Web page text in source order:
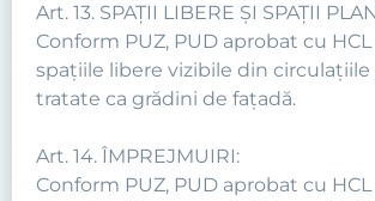
Art. 13. SPAŢII LIBERE ŞI SPAŢII
Conform PUZ, PUD aprobat cu
spaţiile libere vizibile din
tratate ca grădini de faţadă.
Art. 14. ÎMPREJMUIRI:
Conform PUZ, PUD aprobat cu